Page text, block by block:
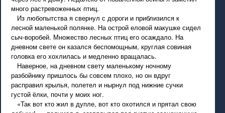
много растревоженных птиц.
Из любопытства я свернул с дороги и приблизился к
лесной маленькой полянке. На острой еловой макушке сидел
сыч-воробей. Множество лесных птиц его осаждало. На
дневном свете он казался беспомощным, круглая совиная
головка его хохлилась и медленно вращалась.
Наверное, на дневном свету маленькому ночному
разбойнику пришлось бы совсем плохо, но он вдруг
расправил крылья, полетел и нырнул под нижние сучки
густой ёлки, почти у моих ног.
«Так вот кто жил в дупле, вот кто охотился и прятал свою